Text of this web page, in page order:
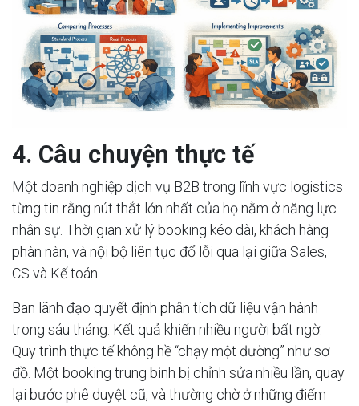
4. Câu chuyện thực tế
Một doanh nghiệp dịch vụ B2B trong lĩnh vực logistics
từng tin rằng nút thắt lớn nhất của họ nằm ở năng lực
nhân sự. Thời gian xử lý booking kéo dài, khách hàng
phàn nàn, và nội bộ liên tục đổ lỗi qua lại giữa Sales,
CS và Kế toán.
Ban lãnh đạo quyết định phân tích dữ liệu vận hành
trong sáu tháng. Kết quả khiến nhiều người bất ngờ.
Quy trình thực tế không hề “chạy một đường” như sơ
đồ. Một booking trung bình bị chỉnh sửa nhiều lần, quay
lại bước phê duyệt cũ, và thường chờ ở những điểm